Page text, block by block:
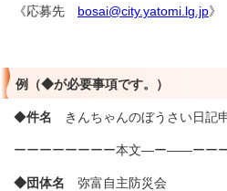
《応募先 bosai@city.yatomi.lg.jp》
例（◆が必要事項です。）
◆件名 きんちゃんのぼうさい日記
ーーーーーーーー本文―ー――ーー
◆団体名 弥富自主防災会